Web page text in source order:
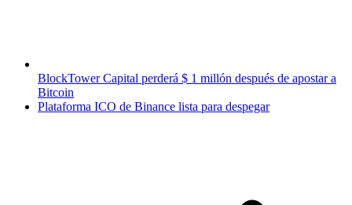
BlockTower Capital perderá $ 1 millón después de apostar a
Bitcoin
Plataforma ICO de Binance lista para despegar